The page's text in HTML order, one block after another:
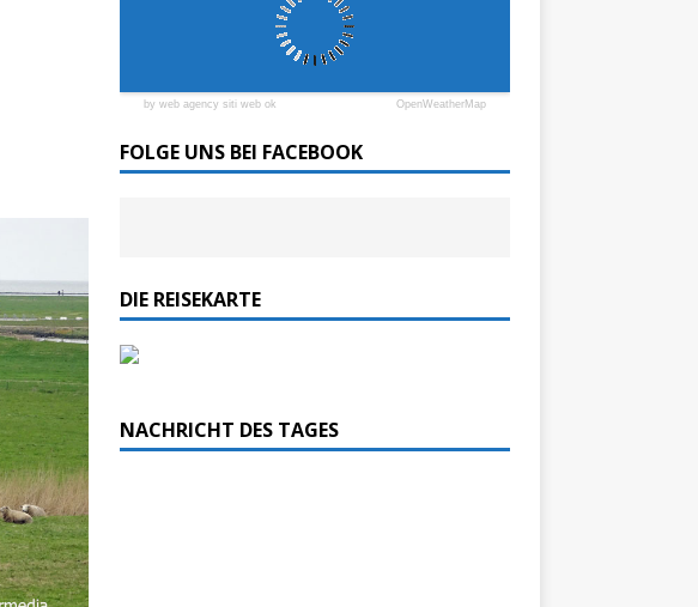
by web agency siti web ok OpenWeatherMap
FOLGE UNS BEI FACEBOOK
DIE REISEKARTE
NACHRICHT DES TAGES